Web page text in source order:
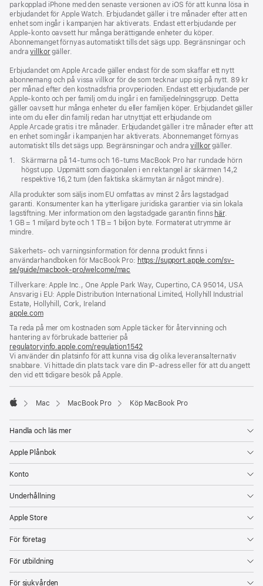
parkopplad iPhone med den senaste versionen av iOS för att kunna lösa in
erbjudandet för Apple Watch. Erbjudandet gäller i tre månader efter att en
enhet som ingår i kampanjen har aktiverats. Endast ett erbjudande per
Apple‑konto oavsett hur många berättigande enheter du köper.
Abonnemanget förnyas automatiskt tills det sägs upp. Begränsningar och
andravillkorgäller.
Erbjudandet om Apple Arcade gäller endast för de som skaffar ett nytt
abonnemang och på vissa villkor för de som tecknar upp sig på nytt. 89 kr
per månad efter den kostnadsfria provperioden. Endast ett erbjudande per
Apple‑konto och per familj om du ingår i en familjedelningsgrupp. Detta
gäller oavsett hur många enheter du eller familjen köper. Erbjudandet gäller
inte om du eller din familj redan har utnyttjat ett erbjudande om
Apple Arcade gratis i tre månader. Erbjudandet gäller i tre månader efter att
en enhet som ingår i kampanjen har aktiverats. Abonnemanget förnyas
automatiskt tills det sägs upp. Begränsningar och andravillkorgäller.
Fotnot
1.
Skärmarna på 14-tums och 16-tums MacBook Pro har rundade hörn
högst upp. Uppmätt som diagonalen i en rektangel är skärmen 14,2
respektive 16,2 tum (den faktiska skärmytan är något mindre).
Alla produkter som säljs inom EU omfattas av minst 2 års lagstadgad
garanti. Konsumenter kan ha ytterligare juridiska garantier via sin lokala
lagstiftning. Mer information om den lagstadgade garantin finns här.
1 GB = 1 miljard byte och 1 TB = 1 biljon byte. Formaterat utrymme är
mindre.
Säkerhets- och varningsinformation för denna produkt finns i
användarhandboken för MacBook Pro: https://support.apple.com/sv-
se/guide/macbook-pro/welcome/mac
ett
nytt
Tillverkare: Apple Inc., One Apple Park Way, Cupertino, CA 95014, USA
Ansvarig i EU: Apple Distribution International Limited, Hollyhill Industrial
Estate, Hollyhill, Cork, Ireland
apple.com(öppnas
ett
nytt
fönster)
Ta reda på mer om kostnaden som Apple täcker för återvinning och
hantering av förbrukade batterier på
regulatoryinfo.apple.com/regulation1542
i
ett
fönster)
Vi använder din platsinfo för att kunna visa dig olika leveransalternativ
snabbare. Vi hittade din plats tack vare din IP-adress eller för att du angett
den vid ett tidigare besök på Apple.
Mac MacBook Pro Köp MacBook Pro
Handla och läs mer
Apple Plånbok
Konto
Underhållning
Apple Store
För företag
För utbildning
För sjukvården